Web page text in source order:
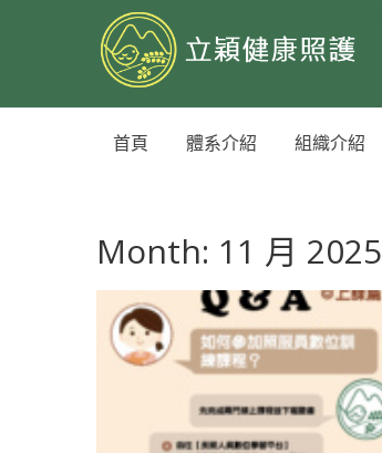
首頁 體系介紹 組織介紹
Month: 11 月 2025